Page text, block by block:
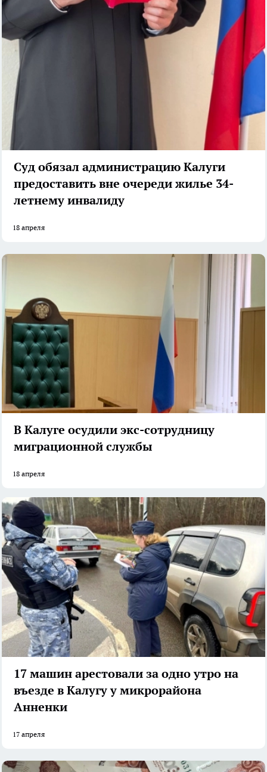
Суд обязал администрацию Калуги
предоставить вне очереди жилье 34-
летнему инвалиду
18 апреля
В Калуге осудили экс-сотрудницу
миграционной службы
18 апреля
17 машин арестовали за одно утро на
въезде в Калугу у микрорайона
Анненки
17 апреля